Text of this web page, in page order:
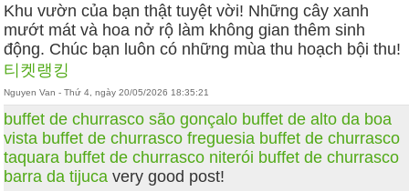
Khu vườn của bạn thật tuyệt vời! Những cây xanh
mướt mát và hoa nở rộ làm không gian thêm sinh
động. Chúc bạn luôn có những mùa thu hoạch bội thu!
티켓랭킹
Nguyen Van - Thứ 4, ngày 20/05/2026 18:35:21
buffet de churrasco são gonçalo buffet de alto da boa
vista buffet de churrasco freguesia buffet de churrasco
taquara buffet de churrasco niterói buffet de churrasco
barra da tijuca very good post!